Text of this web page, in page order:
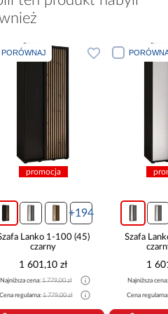
PORÓWNAJ
promocja
+194
Szafa Lanko 1-100 (45)
czarny/biały
1 601,10 zł
Najniższa cena:1 779,00 zł
Cena regularna:1 779,00 zł
Szafa
Cena